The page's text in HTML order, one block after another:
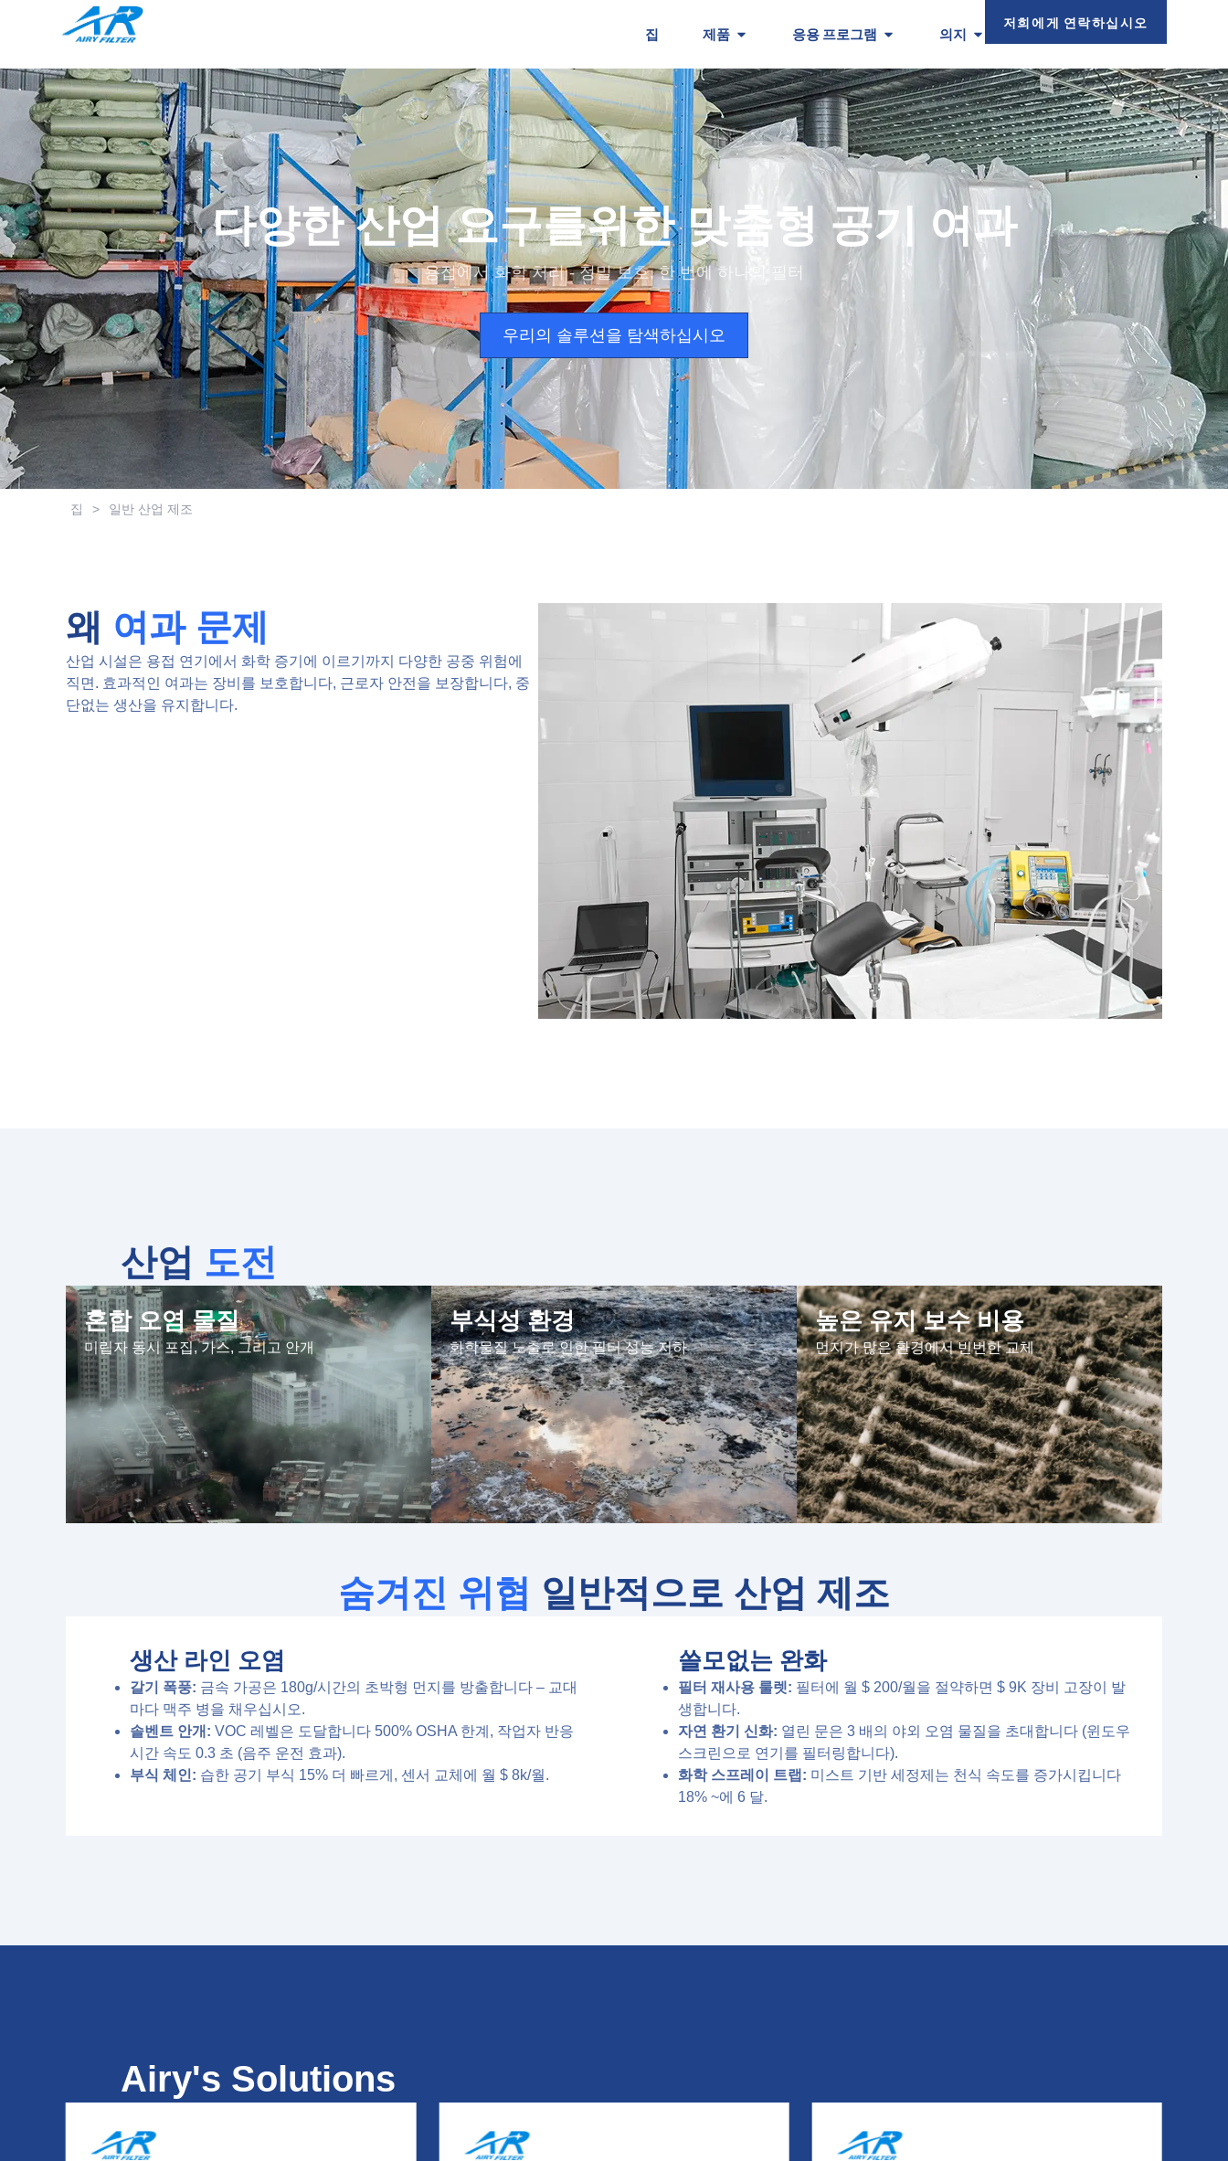
집 제품 응용 프로그램 의지
저희에게 연락하십시오
다양한 산업 요구를위한 맞춤형 공기 여과
용접에서 화학 처리 - 정밀 보호, 한 번에 하나의 필터
우리의 솔루션을 탐색하십시오
집 > 일반 산업 제조
왜 여과 문제
산업 시설은 용접 연기에서 화학 증기에 이르기까지 다양한 공중 위험에
직면. 효과적인 여과는 장비를 보호합니다, 근로자 안전을 보장합니다, 중
단없는 생산을 유지합니다.
산업 도전
혼합 오염 물질
미립자 동시 포집, 가스, 그리고 안개
부식성 환경
화학물질 노출로 인한 필터 성능 저하
높은 유지 보수 비용
먼지가 많은 환경에서 빈번한 교체
숨겨진 위협 일반적으로 산업 제조
생산 라인 오염
갈기 폭풍: 금속 가공은 180g/시간의 초박형 먼지를 방출합니다 – 교대
마다 맥주 병을 채우십시오.
솔벤트 안개: VOC 레벨은 도달합니다 500% OSHA 한계, 작업자 반응
시간 속도 0.3 초 (음주 운전 효과).
부식 체인: 습한 공기 부식 15% 더 빠르게, 센서 교체에 월 $ 8k/월.
쓸모없는 완화
필터 재사용 룰렛: 필터에 월 $ 200/월을 절약하면 $ 9K 장비 고장이 발
생합니다.
자연 환기 신화: 열린 문은 3 배의 야외 오염 물질을 초대합니다 (윈도우
스크린으로 연기를 필터링합니다).
화학 스프레이 트랩: 미스트 기반 세정제는 천식 속도를 증가시킵니다
18% ~에 6 달.
Airy's Solutions